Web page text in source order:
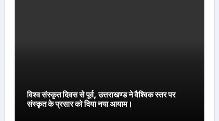
विश्व संस्कृत दिवस से पूर्व, उत्तराखण्ड ने वैश्विक स्तर पर
संस्कृत के प्रसार को दिया नया आयाम।